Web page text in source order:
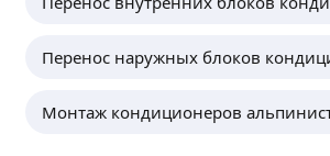
Перенос наружных блоков
Монтаж кондиционеров